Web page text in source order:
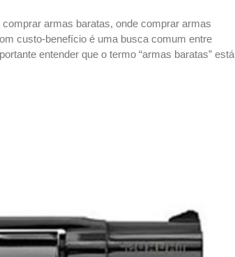
armas baratas, onde comprar armas
custo-benefício é uma busca comum entre
entender que o termo “armas baratas” está